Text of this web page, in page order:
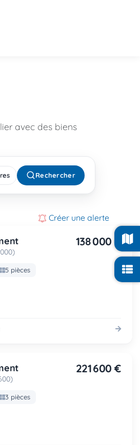
avec des biens
Rechercher
Créer une alerte
138 000 €
5 pièces
221 600 €
3 pièces